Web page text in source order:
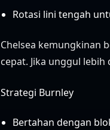
Rotasi lini tengah
Chelsea kemungkinan
cepat. Jika unggul
Strategi Burnley
Bertahan dengan